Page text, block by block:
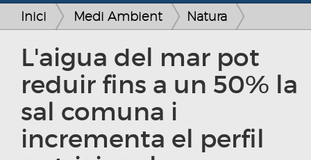
Inici Medi Ambient Natura
L'aigua del mar pot
reduir fins a un 50% la
sal comuna i
incrementa el perfil